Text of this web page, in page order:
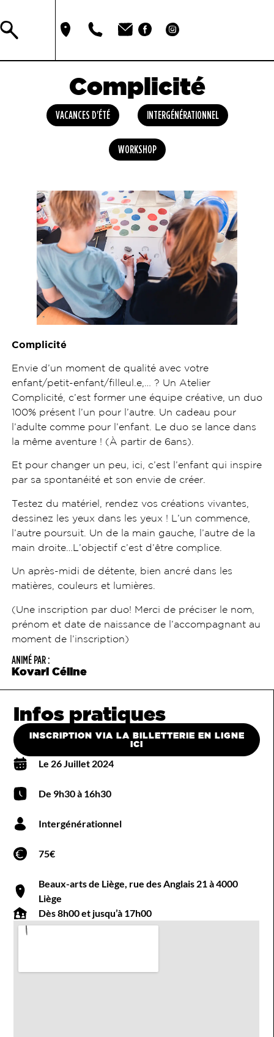
Complicité
VACANCES D'ÉTÉ INTERGÉNÉRATIONNEL
WORKSHOP
Complicité
Envie d’un moment de qualité avec votre
enfant/petit-enfant/filleul.e,… ? Un Atelier
Complicité, c’est former une équipe créative, un duo
100% présent l’un pour l’autre. Un cadeau pour
l’adulte comme pour l’enfant. Le duo se lance dans
la même aventure ! (À partir de 6ans).
Et pour changer un peu, ici, c’est l’enfant qui inspire
par sa spontanéité et son envie de créer.
Testez du matériel, rendez vos créations vivantes,
dessinez les yeux dans les yeux ! L’un commence,
l’autre poursuit. Un de la main gauche, l’autre de la
main droite…L’objectif c’est d’être complice.
Un après-midi de détente, bien ancré dans les
matières, couleurs et lumières.
(Une inscription par duo! Merci de préciser le nom,
prénom et date de naissance de l’accompagnant au
moment de l’inscription)
ANIMÉ PAR :
Kovari Céline
Infos pratiques
INSCRIPTION VIA LA BILLETTERIE EN LIGNE
ICI
Le 26 Juillet 2024
De 9h30 à 16h30
Intergénérationnel
75€
Beaux-arts de Liège, rue des Anglais 21 à 4000
Liège
Dès 8h00 et jusqu’à 17h00